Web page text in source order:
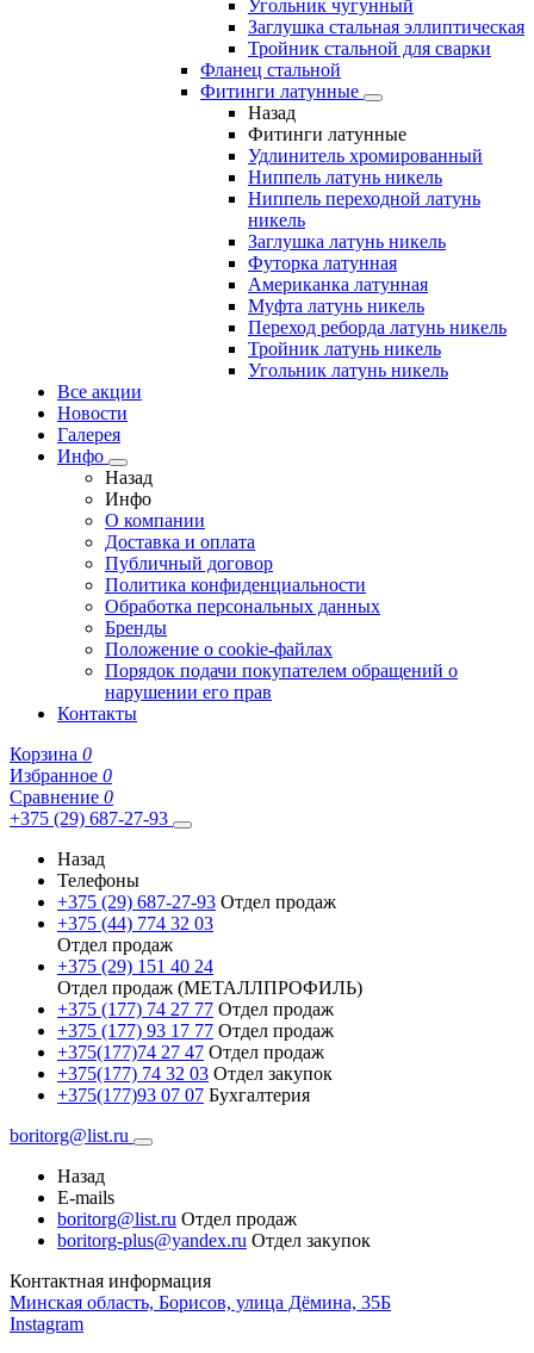
Угольник чугунный
Заглушка стальная эллиптическая
Тройник стальной для сварки
Фланец стальной
Фитинги латунные
Назад
Фитинги латунные
Удлинитель хромированный
Ниппель латунь никель
Ниппель переходной латунь
никель
Заглушка латунь никель
Футорка латунная
Американка латунная
Муфта латунь никель
Переход реборда латунь никель
Тройник латунь никель
Угольник латунь никель
Все акции
Новости
Галерея
Инфо
Назад
Инфо
О компании
Доставка и оплата
Публичный договор
Политика конфиденциальности
Обработка персональных данных
Бренды
Положение о cookie-файлах
Порядок подачи покупателем обращений о
нарушении его прав
Контакты
Корзина 0
Избранное 0
Сравнение 0
+375 (29) 687-27-93
Назад
Телефоны
+375 (29) 687-27-93 Отдел продаж
+375 (44) 774 32 03
Отдел продаж
+375 (29) 151 40 24
Отдел продаж (МЕТАЛЛПРОФИЛЬ)
+375 (177) 74 27 77 Отдел продаж
+375 (177) 93 17 77 Отдел продаж
+375(177)74 27 47 Отдел продаж
+375(177) 74 32 03 Отдел закупок
+375(177)93 07 07 Бухгалтерия
boritorg@list.ru
Назад
E-mails
boritorg@list.ru Отдел продаж
boritorg-plus@yandex.ru Отдел закупок
Контактная информация
Минская область, Борисов, улица Дёмина, 35Б
Instagram